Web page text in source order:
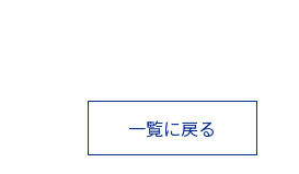
一覧に戻る